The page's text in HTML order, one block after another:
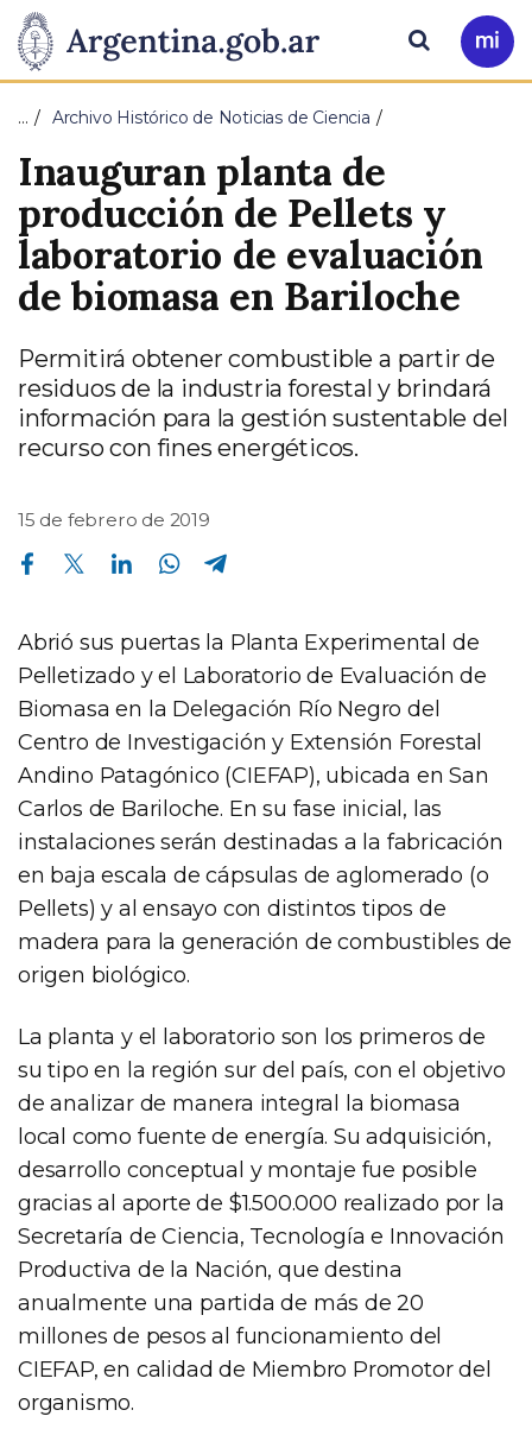
Presidencia
de
la
Nación
Pasar al contenido principal
Ir
a
Buscar
… Archivo Histórico de Noticias de Ciencia
Inauguran planta de
producción de Pellets y
laboratorio de evaluación
de biomasa en Bariloche
Permitirá obtener combustible a partir de
residuos de la industria forestal y brindará
información para la gestión sustentable del
recurso con fines energéticos.
15 de febrero de 2019
Compartir en Facebook Compartir en Twitter Compartir en Linkedin Compartir en Whatsapp
Abrió sus puertas la Planta Experimental de
Pelletizado y el Laboratorio de Evaluación de
Biomasa en la Delegación Río Negro del
Centro de Investigación y Extensión Forestal
Andino Patagónico (CIEFAP), ubicada en San
Carlos de Bariloche. En su fase inicial, las
instalaciones serán destinadas a la fabricación
en baja escala de cápsulas de aglomerado (o
Pellets) y al ensayo con distintos tipos de
madera para la generación de combustibles de
origen biológico.
La planta y el laboratorio son los primeros de
su tipo en la región sur del país, con el objetivo
de analizar de manera integral la biomasa
local como fuente de energía. Su adquisición,
desarrollo conceptual y montaje fue posible
gracias al aporte de $1.500.000 realizado por la
Secretaría de Ciencia, Tecnología e Innovación
Productiva de la Nación, que destina
anualmente una partida de más de 20
millones de pesos al funcionamiento del
CIEFAP, en calidad de Miembro Promotor del
organismo.